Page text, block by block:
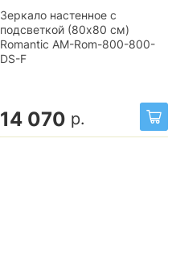
Зеркало настенное с
подсветкой (80x80 см)
Romantic AM-Rom-800-800-
DS-F
14 070 р.